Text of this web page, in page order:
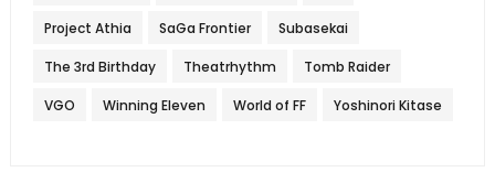
Project Athia SaGa Frontier Subasekai
The 3rd Birthday Theatrhythm Tomb Raider
VGO Winning Eleven World of FF Yoshinori Kitase